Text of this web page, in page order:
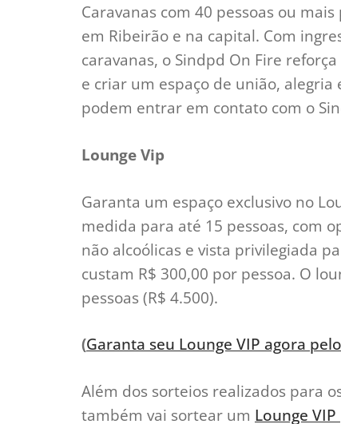
Caravanas com 40 pessoas ou
em Ribeirão e na capital. Com
caravanas, o Sindpd On Fire
e criar um espaço de união,
podem entrar em contato com o
Lounge Vip
Garanta um espaço exclusivo no
medida para até 15 pessoas, com
não alcoólicas e vista privilegiada
custam R$ 300,00 por pessoa. O
pessoas (R$ 4.500).
(Garanta seu Lounge VIP agora
Além dos sorteios realizados para
também vai sortear um Lounge